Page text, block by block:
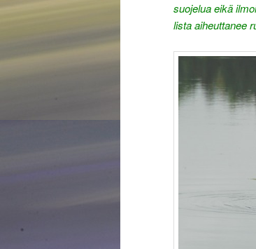
suojelua eikä
lista aiheuttanee